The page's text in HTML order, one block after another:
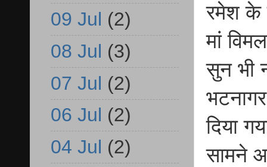
रमेश के
मां
सुन भी
दिया
सामने
09 Jul (2)
08 Jul (3)
07 Jul (2)
06 Jul (2)
04 Jul (2)